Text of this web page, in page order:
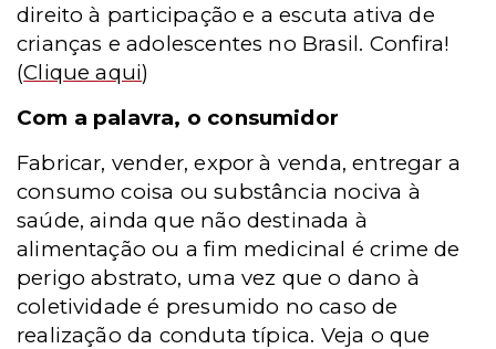
direito à participação e a escuta ativa de
crianças e adolescentes no Brasil. Confira!
(Clique aqui)
Com a palavra, o consumidor
Fabricar, vender, expor à venda, entregar a
consumo coisa ou substância nociva à
saúde, ainda que não destinada à
alimentação ou a fim medicinal é crime de
perigo abstrato, uma vez que o dano à
coletividade é presumido no caso de
realização da conduta típica. Veja o que